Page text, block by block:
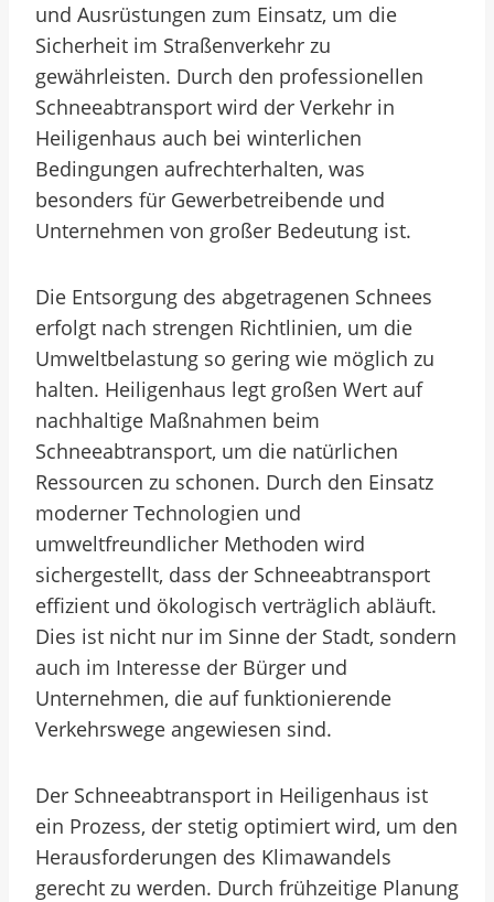
und Ausrüstungen zum Einsatz, um die
Sicherheit im Straßenverkehr zu
gewährleisten. Durch den professionellen
Schneeabtransport wird der Verkehr in
Heiligenhaus auch bei winterlichen
Bedingungen aufrechterhalten, was
besonders für Gewerbetreibende und
Unternehmen von großer Bedeutung ist.
Die Entsorgung des abgetragenen Schnees
erfolgt nach strengen Richtlinien, um die
Umweltbelastung so gering wie möglich zu
halten. Heiligenhaus legt großen Wert auf
nachhaltige Maßnahmen beim
Schneeabtransport, um die natürlichen
Ressourcen zu schonen. Durch den Einsatz
moderner Technologien und
umweltfreundlicher Methoden wird
sichergestellt, dass der Schneeabtransport
effizient und ökologisch verträglich abläuft.
Dies ist nicht nur im Sinne der Stadt, sondern
auch im Interesse der Bürger und
Unternehmen, die auf funktionierende
Verkehrswege angewiesen sind.
Der Schneeabtransport in Heiligenhaus ist
ein Prozess, der stetig optimiert wird, um den
Herausforderungen des Klimawandels
gerecht zu werden. Durch frühzeitige Planung